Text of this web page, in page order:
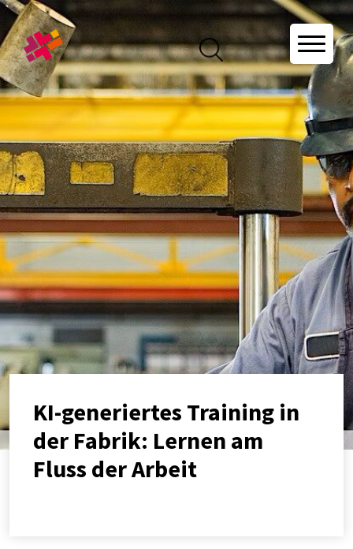
Über uns
Unsere Mitglieder
Projekte
Bildungsangebote
Forschung
Events
News
Industry Startup Hub
Mitglied werden
Stellenangebote
KI-generiertes Training in
der Fabrik: Lernen am
Fluss der Arbeit